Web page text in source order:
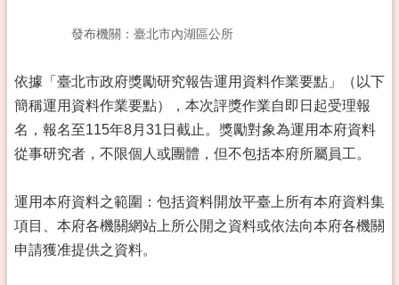
發布機關：臺北市內湖區公所
依據「臺北市政府獎勵研究報告運用資料作業要點」（以下
簡稱運用資料作業要點），本次評獎作業自即日起受理報
名，報名至115年8月31日截止。獎勵對象為運用本府資料
從事研究者，不限個人或團體，但不包括本府所屬員工。
運用本府資料之範圍：包括資料開放平臺上所有本府資料集
項目、本府各機關網站上所公開之資料或依法向本府各機關
申請獲准提供之資料。